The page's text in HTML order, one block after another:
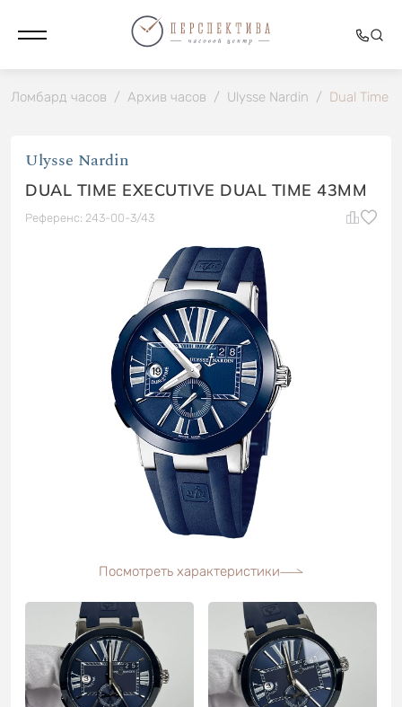
Ломбард часов / Архив часов / Ulysse Nardin / Dual Time
Ulysse Nardin
DUAL TIME EXECUTIVE DUAL TIME 43MM
Референс: 243-00-3/43
Посмотреть характеристики